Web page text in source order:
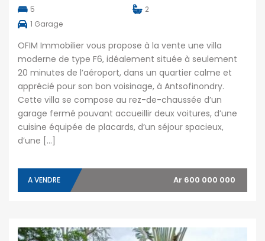
5
2
1 Garage
OFIM Immobilier vous propose à la vente une villa
moderne de type F6, idéalement située à seulement
20 minutes de l’aéroport, dans un quartier calme et
apprécié pour son bon voisinage, à Antsofinondry.
Cette villa se compose au rez-de-chaussée d’un
garage fermé pouvant accueillir deux voitures, d’une
cuisine équipée de placards, d’un séjour spacieux,
d’une […]
A VENDRE Ar 600 000 000